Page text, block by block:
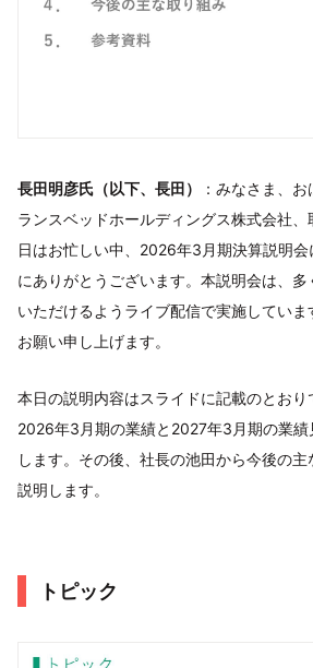
長田明彦氏（以下、長田）
：みなさま、
ランスベッドホールディングス株式会社
日はお忙しい中、2026年3月期決算説明
にありがとうございます。本説明会は、
いただけるようライブ配信で実施してい
お願い申し上げます。
本日の説明内容はスライドに記載のとおり
2026年3月期の業績と2027年3月期の業績
します。その後、社長の池田から今後の
説明します。
トピック